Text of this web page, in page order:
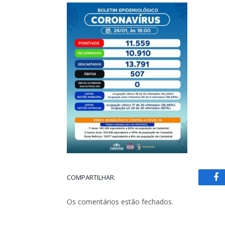
COMPARTILHAR.
Os comentários estão fechados.